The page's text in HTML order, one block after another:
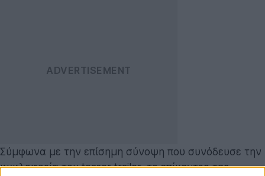
Σύμφωνα με την επίσημη σύνοψη που συνόδευσε την
κυκλοφορία του teaser trailer, το επίκεντρο της